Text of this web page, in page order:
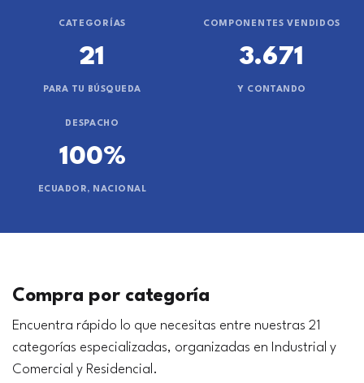
CATEGORÍAS
21
PARA TU BÚSQUEDA
COMPONENTES VENDIDOS
3.671
Y CONTANDO
DESPACHO
100%
ECUADOR, NACIONAL
Compra por categoría
Encuentra rápido lo que necesitas entre nuestras 21
categorías especializadas, organizadas en Industrial y
Comercial y Residencial.